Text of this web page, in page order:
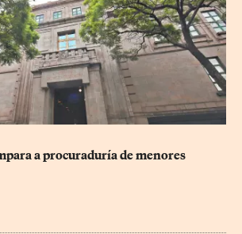
a procuraduría de menores